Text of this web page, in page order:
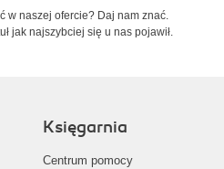
w naszej ofercie? Daj nam znać.
jak najszybciej się u nas pojawił.
Księgarnia
Centrum pomocy